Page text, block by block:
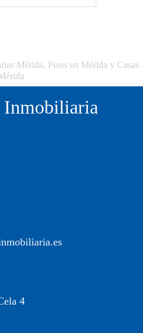
Mérida, Pisos en Mérida y Casas
Inmobiliaria
4